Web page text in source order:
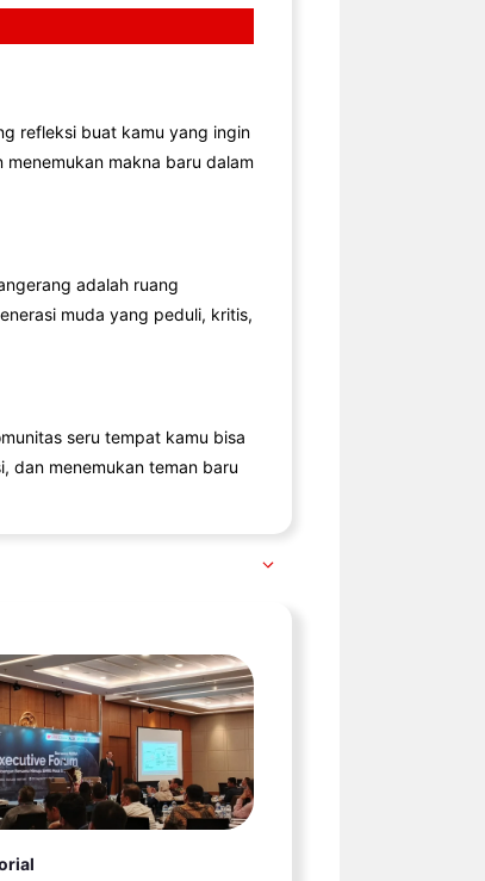
refleksi buat kamu yang ingin
menemukan makna baru dalam
adalah ruang
muda yang peduli, kritis,
seru tempat kamu bisa
dan menemukan teman baru